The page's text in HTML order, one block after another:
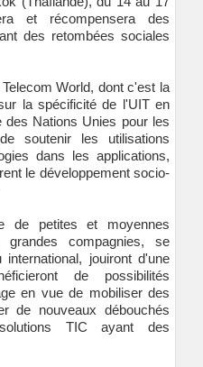
et récompensera des
des retombées sociales
World, dont c'est la
la spécificité de l'UIT en
des Nations Unies pour les
soutenir les utilisations
dans les applications,
le développement socio-
de petites et moyennes
compagnies, se
jouiront d'une
de possibilités
en vue de mobiliser des
de nouveaux débouchés
TIC ayant des